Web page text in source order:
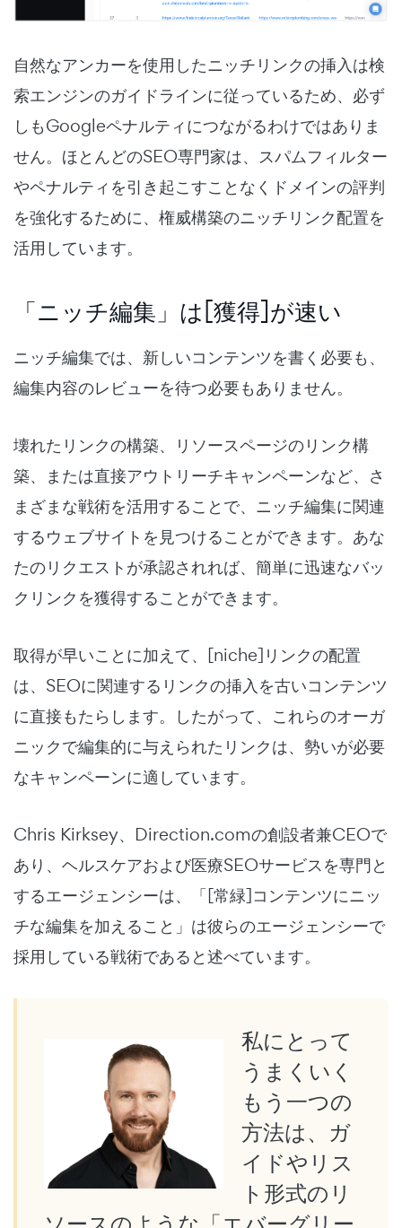
自然なアンカーを使用したニッチリンクの挿入は検
索エンジンのガイドラインに従っているため、必ず
しもGoogleペナルティにつながるわけではありま
せん。ほとんどのSEO専門家は、スパムフィルター
やペナルティを引き起こすことなくドメインの評判
を強化するために、権威構築のニッチリンク配置を
活用しています。
「ニッチ編集」は[獲得]が速い
ニッチ編集では、新しいコンテンツを書く必要も、
編集内容のレビューを待つ必要もありません。
壊れたリンクの構築、リソースページのリンク構
築、または直接アウトリーチキャンペーンなど、さ
まざまな戦術を活用することで、ニッチ編集に関連
するウェブサイトを見つけることができます。あな
たのリクエストが承認されれば、簡単に迅速なバッ
クリンクを獲得することができます。
取得が早いことに加えて、[niche]リンクの配置
は、SEOに関連するリンクの挿入を古いコンテンツ
に直接もたらします。したがって、これらのオーガ
ニックで編集的に与えられたリンクは、勢いが必要
なキャンペーンに適しています。
Chris Kirksey、Direction.comの創設者兼CEOで
あり、ヘルスケアおよび医療SEOサービスを専門と
するエージェンシーは、「[常緑]コンテンツにニッ
チな編集を加えること」は彼らのエージェンシーで
採用している戦術であると述べています。
私にとって
うまくいく
もう一つの
方法は、ガ
イドやリス
ト形式のリ